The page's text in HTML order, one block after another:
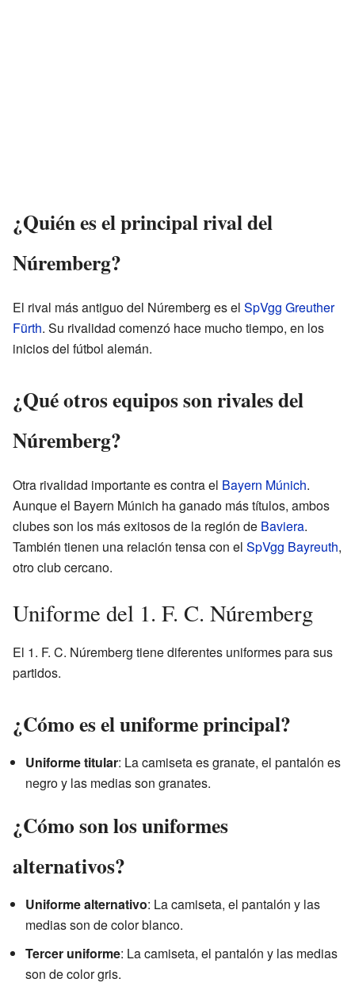
¿Quién es el principal rival del
Núremberg?
El rival más antiguo del Núremberg es el SpVgg Greuther
Fürth. Su rivalidad comenzó hace mucho tiempo, en los
inicios del fútbol alemán.
¿Qué otros equipos son rivales del
Núremberg?
Otra rivalidad importante es contra el Bayern Múnich.
Aunque el Bayern Múnich ha ganado más títulos, ambos
clubes son los más exitosos de la región de Baviera.
También tienen una relación tensa con el SpVgg Bayreuth,
otro club cercano.
Uniforme del 1. F. C. Núremberg
El 1. F. C. Núremberg tiene diferentes uniformes para sus
partidos.
¿Cómo es el uniforme principal?
Uniforme titular: La camiseta es granate, el pantalón es
negro y las medias son granates.
¿Cómo son los uniformes
alternativos?
Uniforme alternativo: La camiseta, el pantalón y las
medias son de color blanco.
Tercer uniforme: La camiseta, el pantalón y las medias
son de color gris.